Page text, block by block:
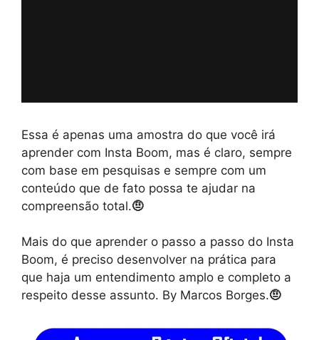
Essa é apenas uma amostra do que você irá
aprender com Insta Boom, mas é claro, sempre
com base em pesquisas e sempre com um
conteúdo que de fato possa te ajudar na
compreensão total.🤨
Mais do que aprender o passo a passo do Insta
Boom, é preciso desenvolver na prática para
que haja um entendimento amplo e completo a
respeito desse assunto. By Marcos Borges.🤨